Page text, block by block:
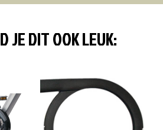
JE DIT OOK LEUK: